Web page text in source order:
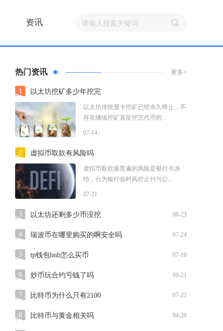
资讯
热门资讯 更多>
1 以太坊挖矿多少年挖完
以太坊传统显卡挖矿已经永久终止，不
存在继续挖矿直至挖完代币的...
07-14
2 虚拟币取款有风险吗
虚拟币取款最普遍的风险是银行卡冻
结，分为银行临时风控止付与公...
07-21
3 以太坊还剩多少币没挖 06-23
4 瑞波币在哪里购买的啊安全吗 07-24
5 tp钱包bnb怎么买币 07-16
6 炒币玩合约亏钱了吗 06-21
7 比特币为什么只有2100 07-22
8 比特币与黄金相关吗 04-28